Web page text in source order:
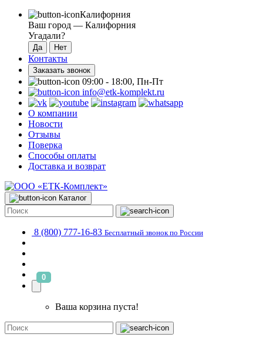
Калифорния
Ваш город — Калифорния
Угадали?
Контакты
Заказать звонок
09:00 - 18:00, Пн-Пт
info@etk-komplekt.ru
О компании
Новости
Отзывы
Поверка
Способы оплаты
Доставка и возврат
Каталог
8 (800) 777-16-83 Бесплатный звонок по России
0
Ваша корзина пуста!